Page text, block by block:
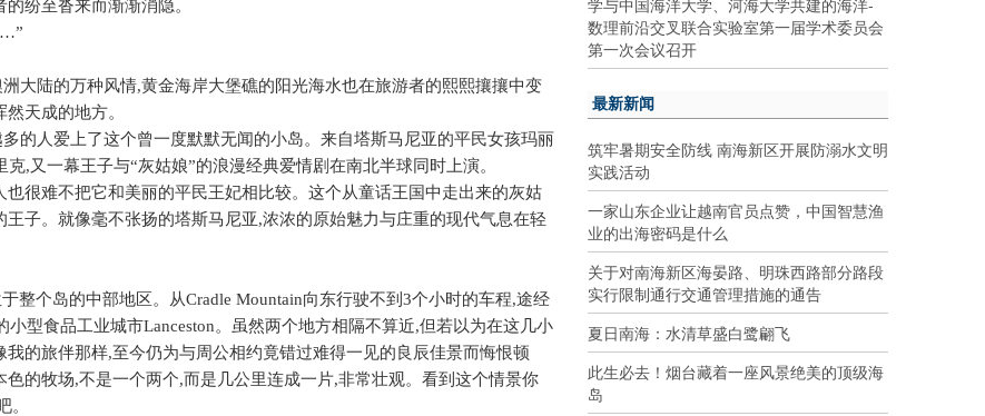
纷至沓来而渐渐消隐。
大陆的万种风情,黄金海岸大堡礁的阳光海水也在旅游者的熙熙攘攘中变
天成的地方。
的人爱上了这个曾一度默默无闻的小岛。来自塔斯马尼亚的平民女孩玛丽
克,又一幕王子与“灰姑娘”的浪漫经典爱情剧在南北半球同时上演。
也很难不把它和美丽的平民王妃相比较。这个从童话王国中走出来的灰姑
子。就像毫不张扬的塔斯马尼亚,浓浓的原始魅力与庄重的现代气息在轻
整个岛的中部地区。从Cradle Mountain向东行驶不到 3个小时的车程,途经
小型食品工业城市Lanceston。虽然两个地方相隔不算近,但若以为在这几小
我的旅伴那样,至今仍为与周公相约竟错过难得一见的良辰佳景而悔恨顿
色的牧场,不是一个两个,而是几公里连成一片,非常壮观。看到这个情景你
。
数理前沿交叉联合实验室第一届学术委员会
第一次会议召开
最新新闻
筑牢暑期安全防线 南海新区开展防溺水文明
实践活动
一家山东企业让越南官员点赞，中国智慧渔
业的出海密码是什么
关于对南海新区海晏路、明珠西路部分路段
实行限制通行交通管理措施的通告
夏日南海：水清草盛白鹭翩飞
此生必去！烟台藏着一座风景绝美的顶级海
岛